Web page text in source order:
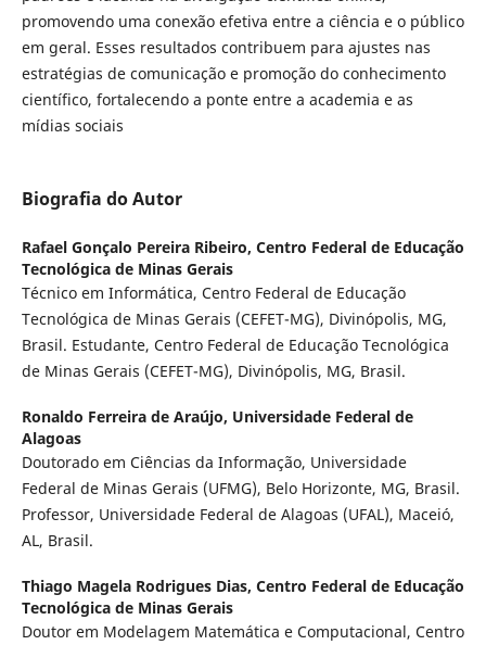
promovendo uma conexão efetiva entre a ciência e o público
em geral. Esses resultados contribuem para ajustes nas
estratégias de comunicação e promoção do conhecimento
científico, fortalecendo a ponte entre a academia e as
mídias sociais
Biografia do Autor
Rafael Gonçalo Pereira Ribeiro, Centro Federal de Educação
Tecnológica de Minas Gerais
Técnico em Informática, Centro Federal de Educação
Tecnológica de Minas Gerais (CEFET-MG), Divinópolis, MG,
Brasil. Estudante, Centro Federal de Educação Tecnológica
de Minas Gerais (CEFET-MG), Divinópolis, MG, Brasil.
Ronaldo Ferreira de Araújo, Universidade Federal de
Alagoas
Doutorado em Ciências da Informação, Universidade
Federal de Minas Gerais (UFMG), Belo Horizonte, MG, Brasil.
Professor, Universidade Federal de Alagoas (UFAL), Maceió,
AL, Brasil.
Thiago Magela Rodrigues Dias, Centro Federal de Educação
Tecnológica de Minas Gerais
Doutor em Modelagem Matemática e Computacional, Centro